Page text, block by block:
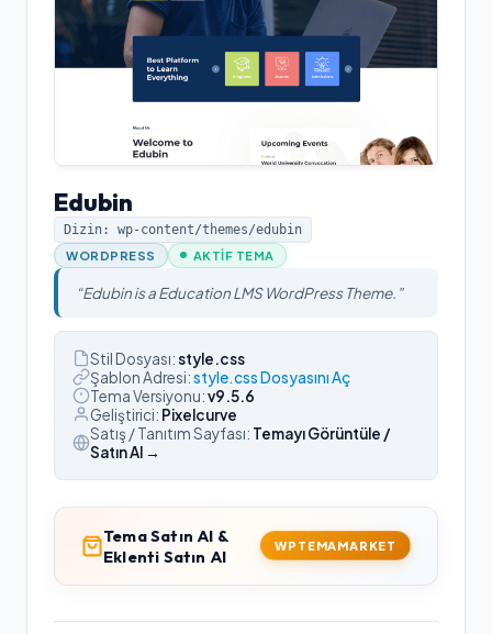
Edubin
Dizin: wp-content/themes/edubin
WORDPRESS AKTIF TEMA
“Edubin is a Education LMS WordPress Theme. ”
Stil Dosyası:style.css
Şablon Adresi:style.css Dosyasını Aç
Tema Versiyonu:v9.5.6
Geliştirici: Pixelcurve
Satış / Tanıtım Sayfası: Temayı Görüntüle /
Satın Al →
Tema Satın Al &
Eklenti Satın Al
WPTEMAMARKET